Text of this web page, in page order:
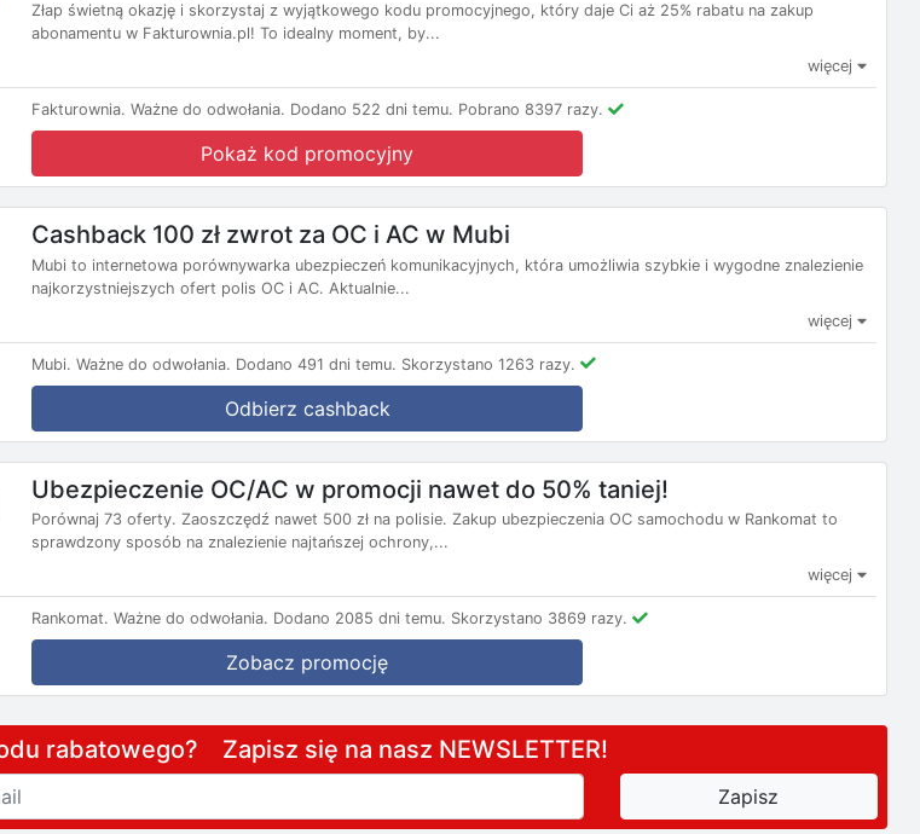
Złap świetną okazję i skorzystaj z wyjątkowego kodu promocyjnego, który daje Ci aż 25% rabatu na zakup
abonamentu w Fakturownia.pl! To idealny moment, by...
więcej
Fakturownia. Ważne do odwołania. Dodano 522 dni temu. Pobrano 8397 razy.
Pokaż kod promocyjny
Cashback 100 zł zwrot za OC i AC w Mubi
Mubi to internetowa porównywarka ubezpieczeń komunikacyjnych, która umożliwia szybkie i wygodne znalezienie
najkorzystniejszych ofert polis OC i AC. Aktualnie...
więcej
Mubi. Ważne do odwołania. Dodano 491 dni temu. Skorzystano 1263 razy.
Odbierz cashback
Ubezpieczenie OC/AC w promocji nawet do 50% taniej!
Porównaj 73 oferty. Zaoszczędź nawet 500 zł na polisie. Zakup ubezpieczenia OC samochodu w Rankomat to
sprawdzony sposób na znalezienie najtańszej ochrony,...
więcej
Rankomat. Ważne do odwołania. Dodano 2085 dni temu. Skorzystano 3869 razy.
Zobacz promocję
rabatowego? Zapisz się na nasz NEWSLETTER!